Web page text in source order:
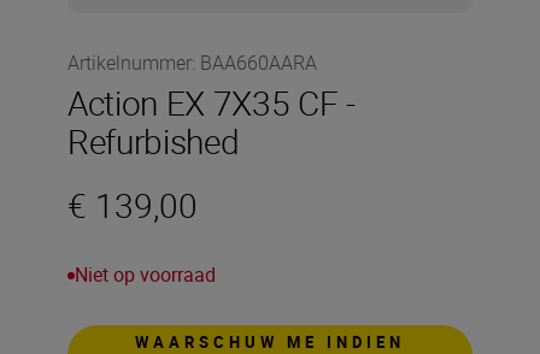
Artikelnummer: BAA660AARA
Action EX 7X35 CF -
Refurbished
€ 139,00
Niet op voorraad
WAARSCHUW ME INDIEN